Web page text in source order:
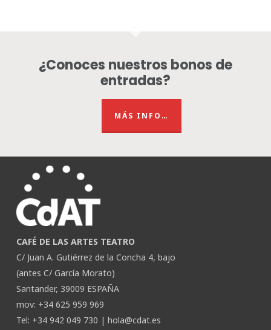
¿Conoces nuestros bonos de
entradas?
MÁS INFO…
CAFÉ DE LAS ARTES TEATRO
C/ Juan A. Gutiérrez de la Concha 4, bajo
(antes C/ García Morato)
Santander, 39009 ESPAÑA
mov: +34 625 959 969
Tel: +34 942 049 730 | hola@cdat.es